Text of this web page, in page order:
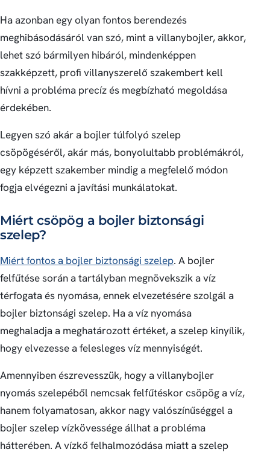
Ha azonban egy olyan fontos berendezés
meghibásodásáról van szó, mint a villanybojler, akkor,
lehet szó bármilyen hibáról, mindenképpen
szakképzett, profi villanyszerelő szakembert kell
hívni a probléma precíz és megbízható megoldása
érdekében.
Legyen szó akár a bojler túlfolyó szelep
csöpögéséről, akár más, bonyolultabb problémákról,
egy képzett szakember mindig a megfelelő módon
fogja elvégezni a javítási munkálatokat.
Miért csöpög a bojler biztonsági
szelep?
Miért fontos a bojler biztonsági szelep. A bojler
felfűtése során a tartályban megnövekszik a víz
térfogata és nyomása, ennek elvezetésére szolgál a
bojler biztonsági szelep. Ha a víz nyomása
meghaladja a meghatározott értéket, a szelep kinyílik,
hogy elvezesse a felesleges víz mennyiségét.
Amennyiben észrevesszük, hogy a villanybojler
nyomás szelepéből nemcsak felfűtéskor csöpög a víz,
hanem folyamatosan, akkor nagy valószínűséggel a
bojler szelep vízkövessége állhat a probléma
hátterében. A vízkő felhalmozódása miatt a szelep